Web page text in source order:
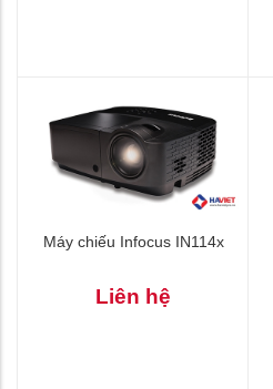
Máy chiếu Infocus IN114x
Liên hệ